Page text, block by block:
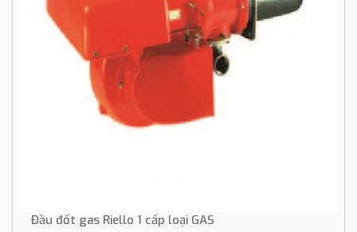
Đầu đốt gas Riello 1 cấp loại GAS